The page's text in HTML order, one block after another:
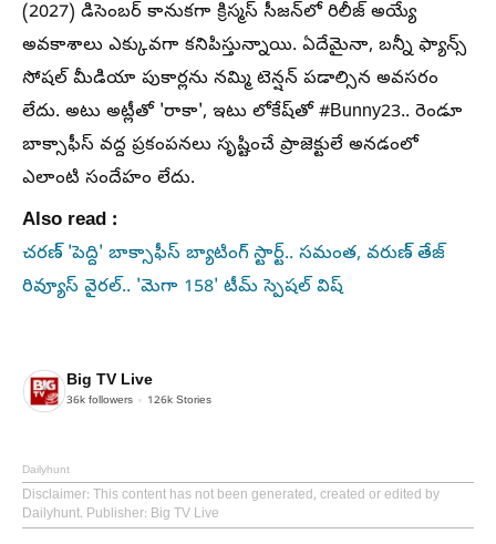
(2027) డిసెంబర్ కానుకగా క్రిస్మస్ సీజన్‌లో రిలీజ్ అయ్యే
అవకాశాలు ఎక్కువగా కనిపిస్తున్నాయి. ఏదేమైనా, బన్నీ ఫ్యాన్స్
సోషల్ మీడియా పుకార్లను నమ్మి టెన్షన్ పడాల్సిన అవసరం
లేదు. అటు అట్లీతో 'రాకా', ఇటు లోకేష్‌తో #Bunny23.. రెండూ
బాక్సాఫీస్ వద్ద ప్రకంపనలు సృష్టించే ప్రాజెక్టులే అనడంలో
ఎలాంటి సందేహం లేదు.
Also read :
చరణ్ 'పెద్ది' బాక్సాఫీస్ బ్యాటింగ్ స్టార్ట్.. సమంత, వరుణ్ తేజ్
రివ్యూస్ వైరల్.. 'మెగా 158' టీమ్ స్పెషల్ విష్
Big TV Live
36k followers 126k Stories
Dailyhunt
Disclaimer: This content has not been generated, created or edited by
Dailyhunt. Publisher: Big TV Live